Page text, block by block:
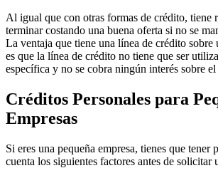
Al igual que con otras formas de crédito, tiene
terminar costando una buena oferta si no se
La ventaja que tiene una línea de crédito sobre
es que la línea de crédito no tiene que ser
específica y no se cobra ningún interés sobre
Créditos Personales para
Empresas
Si eres una pequeña empresa, tienes que tener
cuenta los siguientes factores antes de solicitar